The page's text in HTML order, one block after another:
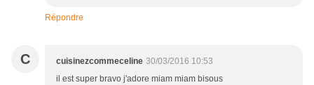
Répondre
C cuisinezcommeceline 30/03/2016 10:53
il est super bravo j'adore miam miam bisous